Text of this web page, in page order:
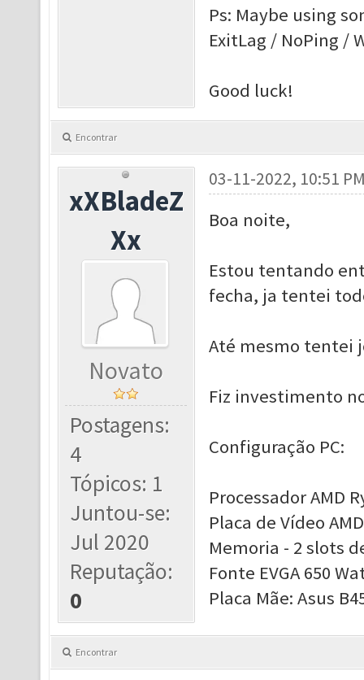
Ps: Maybe using
ExitLag / NoPing /
Good luck!
Encontrar
xXBladeZ
Xx
Novato
Postagens:
4
Tópicos: 1
Juntou-se:
Jul 2020
Reputação:
0
03-11-2022, 10:51
Boa noite,
Estou tentando
fecha, ja tentei
Até mesmo tentei
Fiz investimento
Configuração PC:
Processador AMD
Placa de Vídeo
Memoria - 2 slots
Fonte EVGA 650
Placa Mãe: Asus
Encontrar